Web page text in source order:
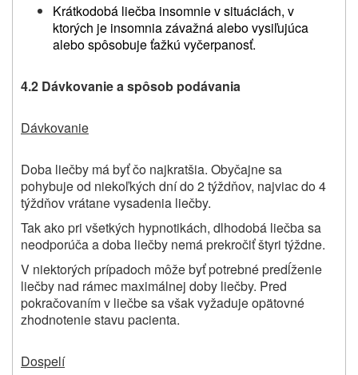
Krátkodobá liečba insomnie vsituáciách, v
ktorých je insomnia závažná alebo vysiľujúca
alebo spôsobuje ťažkú vyčerpanosť.
4.2 Dávkovanie aspôsob podávania
Dávkovanie
Doba liečby má byť čo najkratšia. Obyčajne sa
pohybuje od niekoľkých dní do 2týždňov, najviac do 4
týždňov vrátane vysadenia liečby.
Tak ako pri všetkých hypnotikách, dlhodobá liečba sa
neodporúča a doba liečby nemá prekročiť štyri týždne.
V niektorých prípadoch môže byť potrebné predĺženie
liečby nad rámec maximálnej doby liečby. Pred
pokračovaním v liečbe sa však vyžaduje opätovné
zhodnotenie stavu pacienta.
Dospelí